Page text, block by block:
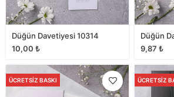
Düğün Davetiyesi 10314
10,00 ₺
Düğün
9,87 ₺
ÜCRETSIZ BASKI ÜCRETSIZ